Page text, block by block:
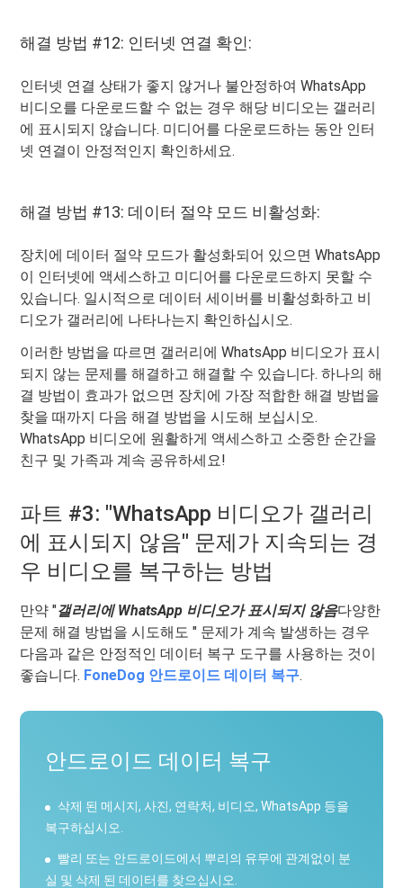
해결 방법 #12: 인터넷 연결 확인:
인터넷 연결 상태가 좋지 않거나 불안정하여 WhatsApp
비디오를 다운로드할 수 없는 경우 해당 비디오는 갤러리
에 표시되지 않습니다. 미디어를 다운로드하는 동안 인터
넷 연결이 안정적인지 확인하세요.
해결 방법 #13: 데이터 절약 모드 비활성화:
장치에 데이터 절약 모드가 활성화되어 있으면 WhatsApp
이 인터넷에 액세스하고 미디어를 다운로드하지 못할 수
있습니다. 일시적으로 데이터 세이버를 비활성화하고 비
디오가 갤러리에 나타나는지 확인하십시오.
이러한 방법을 따르면 갤러리에 WhatsApp 비디오가 표시
되지 않는 문제를 해결하고 해결할 수 있습니다. 하나의 해
결 방법이 효과가 없으면 장치에 가장 적합한 해결 방법을
찾을 때까지 다음 해결 방법을 시도해 보십시오.
WhatsApp 비디오에 원활하게 액세스하고 소중한 순간을
친구 및 가족과 계속 공유하세요!
파트 #3: "WhatsApp 비디오가 갤러리
에 표시되지 않음" 문제가 지속되는 경
우 비디오를 복구하는 방법
만약 "갤러리에 WhatsApp 비디오가 표시되지 않음다양한
문제 해결 방법을 시도해도 " 문제가 계속 발생하는 경우
다음과 같은 안정적인 데이터 복구 도구를 사용하는 것이
좋습니다. FoneDog 안드로이드 데이터 복구.
안드로이드 데이터 복구
삭제 된 메시지, 사진, 연락처, 비디오, WhatsApp 등을
복구하십시오.
빨리 또는 안드로이드에서 뿌리의 유무에 관계없이 분
실 및 삭제 된 데이터를 찾으십시오.